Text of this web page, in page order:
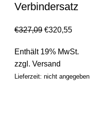
Verbindersatz
€327,09 €320,55
Enthält 19% MwSt.
zzgl. Versand
Lieferzeit: nicht angegeben